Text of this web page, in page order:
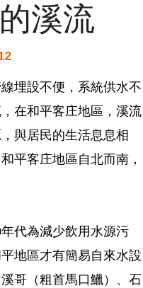
溪流
埋設不便，系統供水不
在和平客庄地區，溪流
與居民的生活息息相
平客庄地區自北而南，
代為減少飲用水源污
地區才有簡易自來水設
哥（粗首馬口鱲）、石